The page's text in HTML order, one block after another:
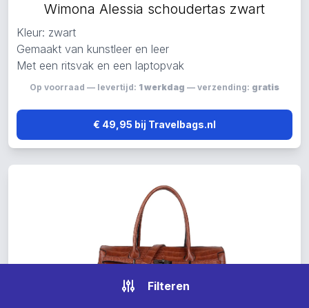
Wimona Alessia schoudertas zwart
Kleur: zwart
Gemaakt van kunstleer en leer
Met een ritsvak en een laptopvak
Op voorraad — levertijd: 1 werkdag — verzending: gratis
€ 49,95 bij Travelbags.nl
Filteren